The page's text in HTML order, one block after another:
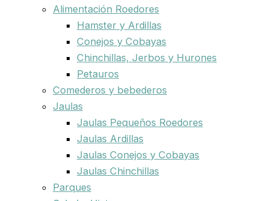
Alimentación Roedores
Hamster y Ardillas
Conejos y Cobayas
Chinchillas, Jerbos y Hurones
Petauros
Comederos y bebederos
Jaulas
Jaulas Pequeños Roedores
Jaulas Ardillas
Jaulas Conejos y Cobayas
Jaulas Chinchillas
Parques